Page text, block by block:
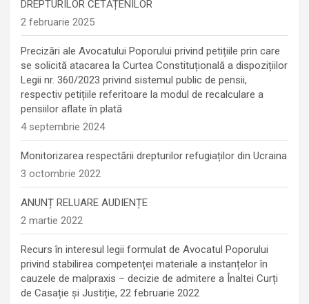
DREPTURILOR CETĂȚENILOR
2 februarie 2025
Precizări ale Avocatului Poporului privind petițiile prin care
se solicită atacarea la Curtea Constituțională a dispozițiilor
Legii nr. 360/2023 privind sistemul public de pensii,
respectiv petițiile referitoare la modul de recalculare a
pensiilor aflate în plată
4 septembrie 2024
Monitorizarea respectării drepturilor refugiaților din Ucraina
3 octombrie 2022
ANUNȚ RELUARE AUDIENȚE
2 martie 2022
Recurs în interesul legii formulat de Avocatul Poporului
privind stabilirea competenței materiale a instanțelor în
cauzele de malpraxis – decizie de admitere a Înaltei Curți
de Casație și Justiție, 22 februarie 2022